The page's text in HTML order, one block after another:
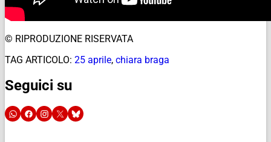
© RIPRODUZIONE RISERVATA
TAG ARTICOLO: 25 aprile, chiara braga
Seguici su